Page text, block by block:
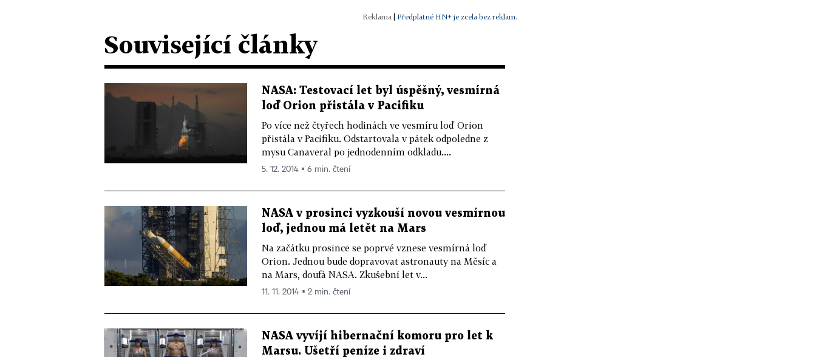
| Předplatné HN+ je zcela bez reklam.
Související články
NASA: Testovací let byl úspěšný, vesmírná
loď Orion přistála v Pacifiku
Po více než čtyřech hodinách ve vesmíru loď Orion
přistála v Pacifiku. Odstartovala v pátek odpoledne z
mysu Canaveral po jednodenním odkladu....
5. 12. 2014 ▪ 6 min. čtení
NASA v prosinci vyzkouší novou vesmírnou
loď, jednou má letět na Mars
Na začátku prosince se poprvé vznese vesmírná loď
Orion. Jednou bude dopravovat astronauty na Měsíc a
na Mars, doufá NASA. Zkušební let v...
11. 11. 2014 ▪ 2 min. čtení
NASA vyvíjí hibernační komoru pro let k
Marsu. Ušetří peníze i zdraví